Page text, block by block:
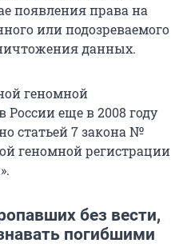
появления права на
или подозреваемого
данных.
геномной
России еще в 2008 году
статьей 7 закона №
геномной регистрации
без вести,
погибшими